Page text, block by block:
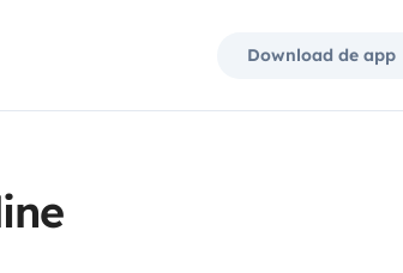
Download de app